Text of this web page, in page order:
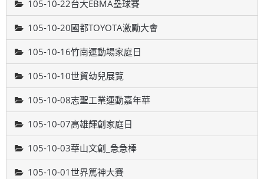
105-10-22台大EBMA壘球賽
105-10-20國都TOYOTA激勵大會
105-10-16竹南運動場家庭日
105-10-10世貿幼兒展覽
105-10-08志聖工業運動嘉年華
105-10-07高雄輝創家庭日
105-10-03華山文創_急急棒
105-10-01世界篤神大賽